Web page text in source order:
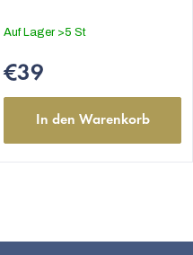
Auf Lager >5 St
€39
In den Warenkorb